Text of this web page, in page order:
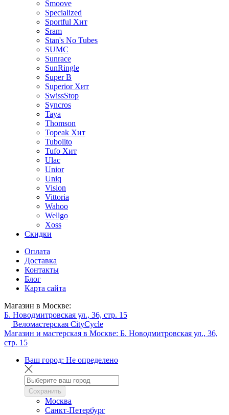
Smoove
Specialized
Sportful Хит
Sram
Stan's No Tubes
SUMC
Sunrace
SunRingle
Super B
Superior Хит
SwissStop
Syncros
Taya
Thomson
Topeak Хит
Tubolito
Tufo Хит
Ulac
Unior
Uniq
Vision
Vittoria
Wahoo
Wellgo
Xoss
Скидки
Оплата
Доставка
Контакты
Блог
Карта сайта
Магазин в Москве:
Б. Новодмитровская ул., 36, стр. 15
Веломастерская CityCycle
Магазин и мастерская в Москве: Б. Новодмитровская ул., 36,
стр. 15
Ваш город: Не определено
Сохранить
Москва
Санкт-Петербург